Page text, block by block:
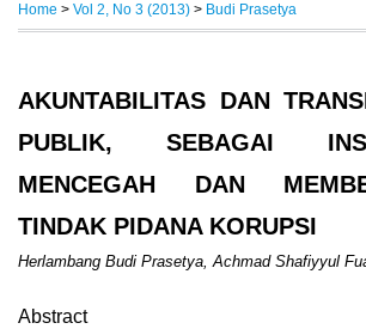
Home > Vol 2, No 3 (2013) > Budi Prasetya
AKUNTABILITAS DAN
PUBLIK, SEBAGAI
MENCEGAH DAN
TINDAK PIDANA KORUPSI
Herlambang Budi Prasetya, Achmad Shafiyyul
Abstract